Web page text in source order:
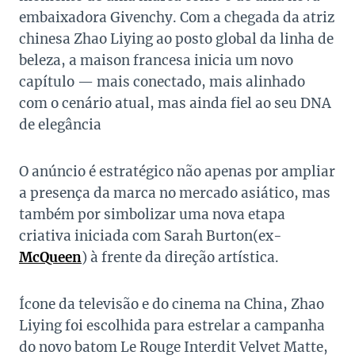
embaixadora Givenchy. Com a chegada da atriz
chinesa Zhao Liying ao posto global da linha de
beleza, a maison francesa inicia um novo
capítulo — mais conectado, mais alinhado
com o cenário atual, mas ainda fiel ao seu DNA
de elegância
O anúncio é estratégico não apenas por ampliar
a presença da marca no mercado asiático, mas
também por simbolizar uma nova etapa
criativa iniciada com Sarah Burton(ex-
McQueen) à frente da direção artística.
Ícone da televisão e do cinema na China, Zhao
Liying foi escolhida para estrelar a campanha
do novo batom Le Rouge Interdit Velvet Matte,